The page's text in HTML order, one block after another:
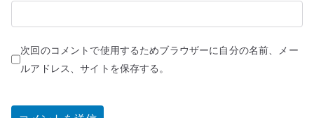
次回のコメントで使用するためブラウザーに自分の名前、メー
ルアドレス、サイトを保存する。